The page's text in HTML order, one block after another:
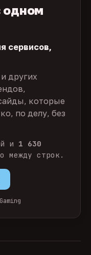
одном
сервисов,
других
которые
по делу, без
и 1 630
между строк.